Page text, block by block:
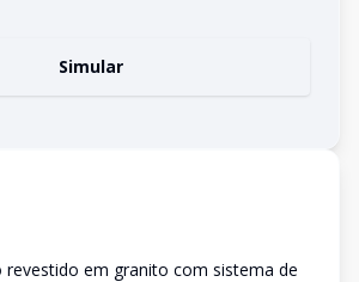
Simular
revestido em granito com sistema de